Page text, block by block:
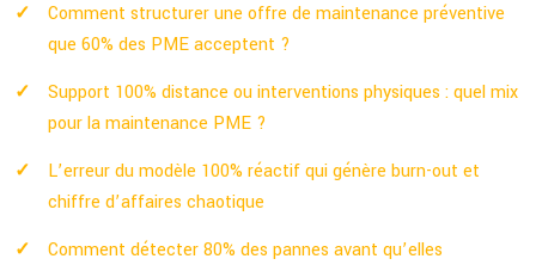
Comment structurer une offre de maintenance préventive
que 60% des PME acceptent ?
Support 100% distance ou interventions physiques : quel mix
pour la maintenance PME ?
L’erreur du modèle 100% réactif qui génère burn-out et
chiffre d’affaires chaotique
Comment détecter 80% des pannes avant qu’elles